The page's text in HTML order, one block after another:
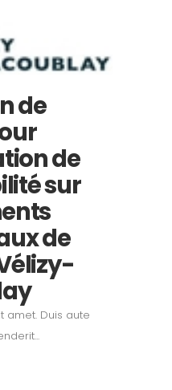
de
de
sur
de
amet. Duis aute